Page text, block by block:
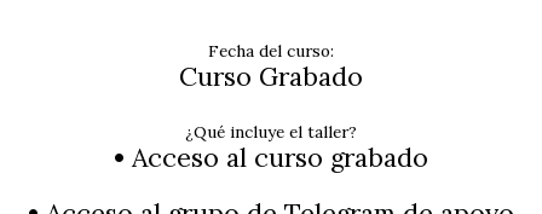
Fecha del curso:
Curso Grabado
¿Qué incluye el taller?
• Acceso al curso grabado